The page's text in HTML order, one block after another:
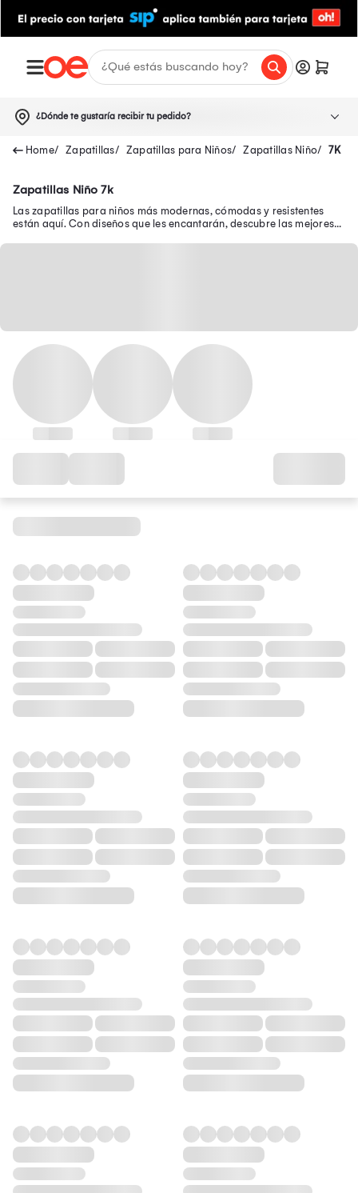
¿Dónde te gustaría recibir tu pedido?
Zapatillas Zapatillas para Niños Zapatillas Niño 7K
Zapatillas Niño 7k
Las zapatillas para niños más modernas, cómodas y resistentes
están aquí. Con diseños que les encantarán, descubre las mejores